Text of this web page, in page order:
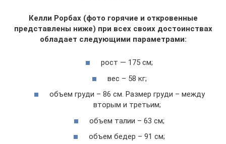
Келли Рорбах (фото горячие и откровенные
представлены ниже) при всех своих достоинствах
обладает следующими параметрами:
рост — 175 см;
вес – 58 кг;
объем груди – 86 см. Размер груди – между
вторым и третьим;
объем талии – 63 см;
объем бедер – 91 см;